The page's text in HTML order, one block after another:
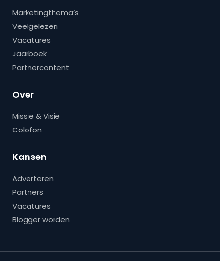
Marketingthema’s
Veelgelezen
Vacatures
Jaarboek
Partnercontent
Over
Missie & Visie
Colofon
Kansen
Adverteren
Partners
Vacatures
Blogger worden